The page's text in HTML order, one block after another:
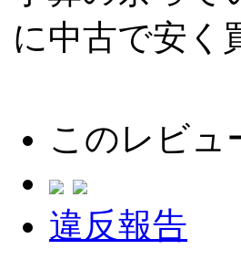
に中古で安く
このレビュ
違反報告